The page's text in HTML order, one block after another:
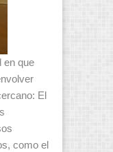
en que
El
como el